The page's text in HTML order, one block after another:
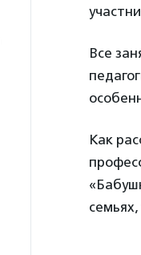
Все
Как